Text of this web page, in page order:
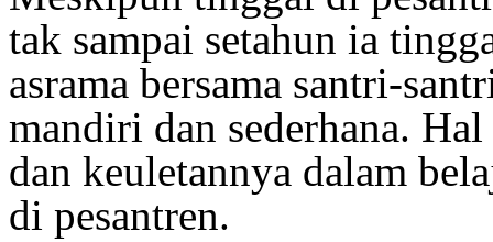
tak sampai setahun ia
asrama bersama santri-
mandiri dan sederhana.
dan keuletannya dalam
di pesantren.